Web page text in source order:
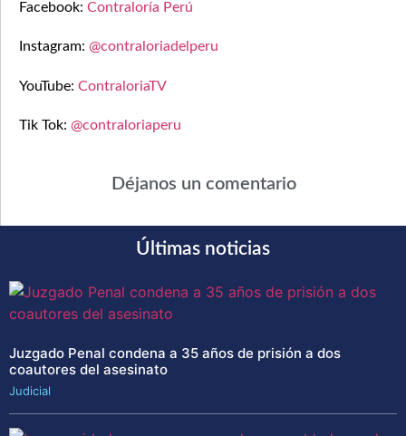
Facebook: Contraloría Perú
Instagram: @contraloriadelperu
YouTube: ContraloriaTV
Tik Tok: @contraloriaperu
Déjanos un comentario
Últimas noticias
Juzgado Penal condena a 35 años de prisión a dos
coautores del asesinato
Judicial